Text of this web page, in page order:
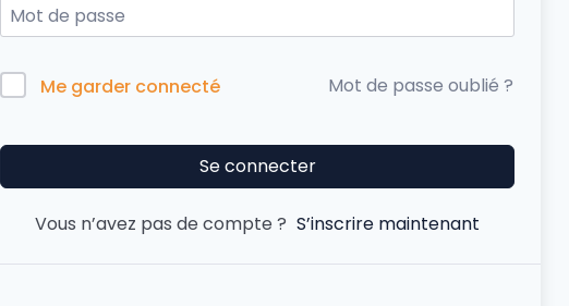
Me garder connecté Mot de passe oublié ?
Se connecter
Vous n’avez pas de compte ? S’inscrire maintenant